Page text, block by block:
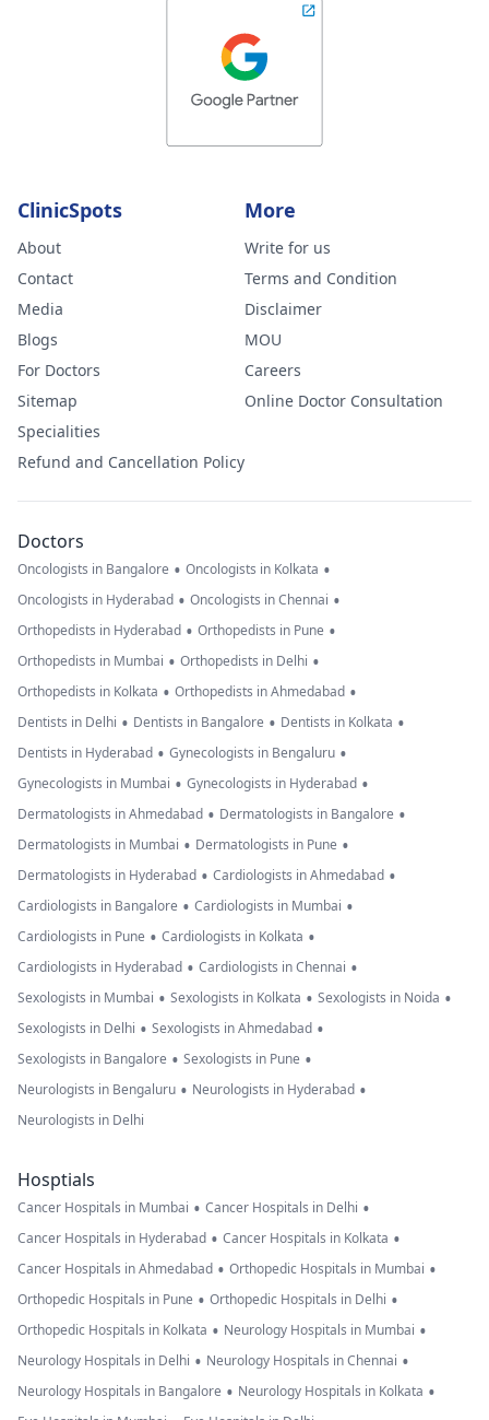
ClinicSpots
About
Contact
Media
Blogs
For Doctors
Sitemap
Specialities
Refund and Cancellation Policy
More
Write for us
Terms and Condition
Disclaimer
MOU
Careers
Online Doctor Consultation
Doctors
Oncologists in Bangalore • Oncologists in Kolkata •
Oncologists in Hyderabad • Oncologists in Chennai •
Orthopedists in Hyderabad • Orthopedists in Pune •
Orthopedists in Mumbai • Orthopedists in Delhi •
Orthopedists in Kolkata • Orthopedists in Ahmedabad •
Dentists in Delhi • Dentists in Bangalore • Dentists in Kolkata •
Dentists in Hyderabad • Gynecologists in Bengaluru •
Gynecologists in Mumbai • Gynecologists in Hyderabad •
Dermatologists in Ahmedabad • Dermatologists in Bangalore •
Dermatologists in Mumbai • Dermatologists in Pune •
Dermatologists in Hyderabad • Cardiologists in Ahmedabad •
Cardiologists in Bangalore • Cardiologists in Mumbai •
Cardiologists in Pune • Cardiologists in Kolkata •
Cardiologists in Hyderabad • Cardiologists in Chennai •
Sexologists in Mumbai • Sexologists in Kolkata • Sexologists in Noida •
Sexologists in Delhi • Sexologists in Ahmedabad •
Sexologists in Bangalore • Sexologists in Pune •
Neurologists in Bengaluru • Neurologists in Hyderabad •
Neurologists in Delhi
Hosptials
Cancer Hospitals in Mumbai • Cancer Hospitals in Delhi •
Cancer Hospitals in Hyderabad • Cancer Hospitals in Kolkata •
Cancer Hospitals in Ahmedabad • Orthopedic Hospitals in Mumbai •
Orthopedic Hospitals in Pune • Orthopedic Hospitals in Delhi •
Orthopedic Hospitals in Kolkata • Neurology Hospitals in Mumbai •
Neurology Hospitals in Delhi • Neurology Hospitals in Chennai •
Neurology Hospitals in Bangalore • Neurology Hospitals in Kolkata •